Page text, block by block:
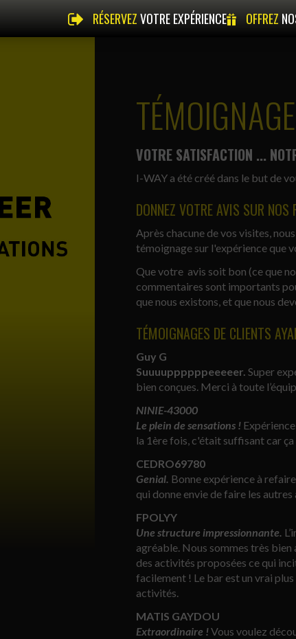
RÉSERVEZVOTRE EXPÉRIENCE OFFREZ
VOTRE SATISFACTION ...
I-WAY a été créé dans le but de
DONNEZ VOTRE AVIS SUR NOS
Après chacune de vos visites,
témoignage sur l'expérience que
Que votre avis soit bon (ce que
commentaires sont importants
que nous existons, et que nous
TÉMOIGNAGES DE CLIENTS
Guy G
Suuuuppppppeeeeer. Super
bien conçues. Merci à toute
NINIE-43000
Le plein de sensations !
la 1ère fois, c'était suffisant car
CEDRO69780
Genial. Bonne expérience à
qui donne envie de faire les
FPOLYY
Une structure impressionnante.
agréable. Nous sommes très
des activités proposées ce qui
facilement ! Le bar est un vrai
activités.
MATIS GAYDOU
Extraordinaire !Vous voulez